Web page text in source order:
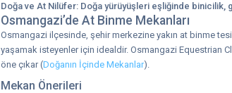
Doğa ve At Nilüfer: Doğa yürüyüşleri eşliğinde
Osmangazi’de At Binme Mekanları
Osmangazi ilçesinde, şehir merkezine yakın at binme
yaşamak isteyenler için idealdir. Osmangazi Equestrian
öne çıkar (Doğanın İçinde Mekanlar).
Mekan Önerileri